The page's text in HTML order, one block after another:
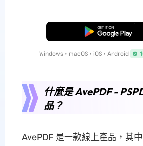
免費下載
Windows • macOS • iOS • Android
什麼是 AvePDF -
品？
AvePDF 是一款線上產品，其